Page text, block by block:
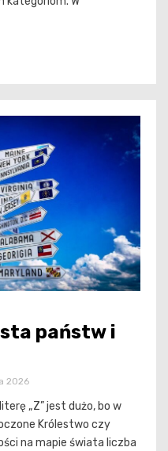
państw i
2026
„Z” jest dużo, bo w
Królestwo czy
na mapie świata liczba